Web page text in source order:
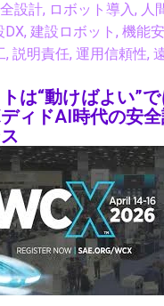
設計, ロボット導入, 人
DX, 建設ロボット , 機能
, 説明責任, 運用信頼性,
は“動けばよい”
ィドAI時代の安